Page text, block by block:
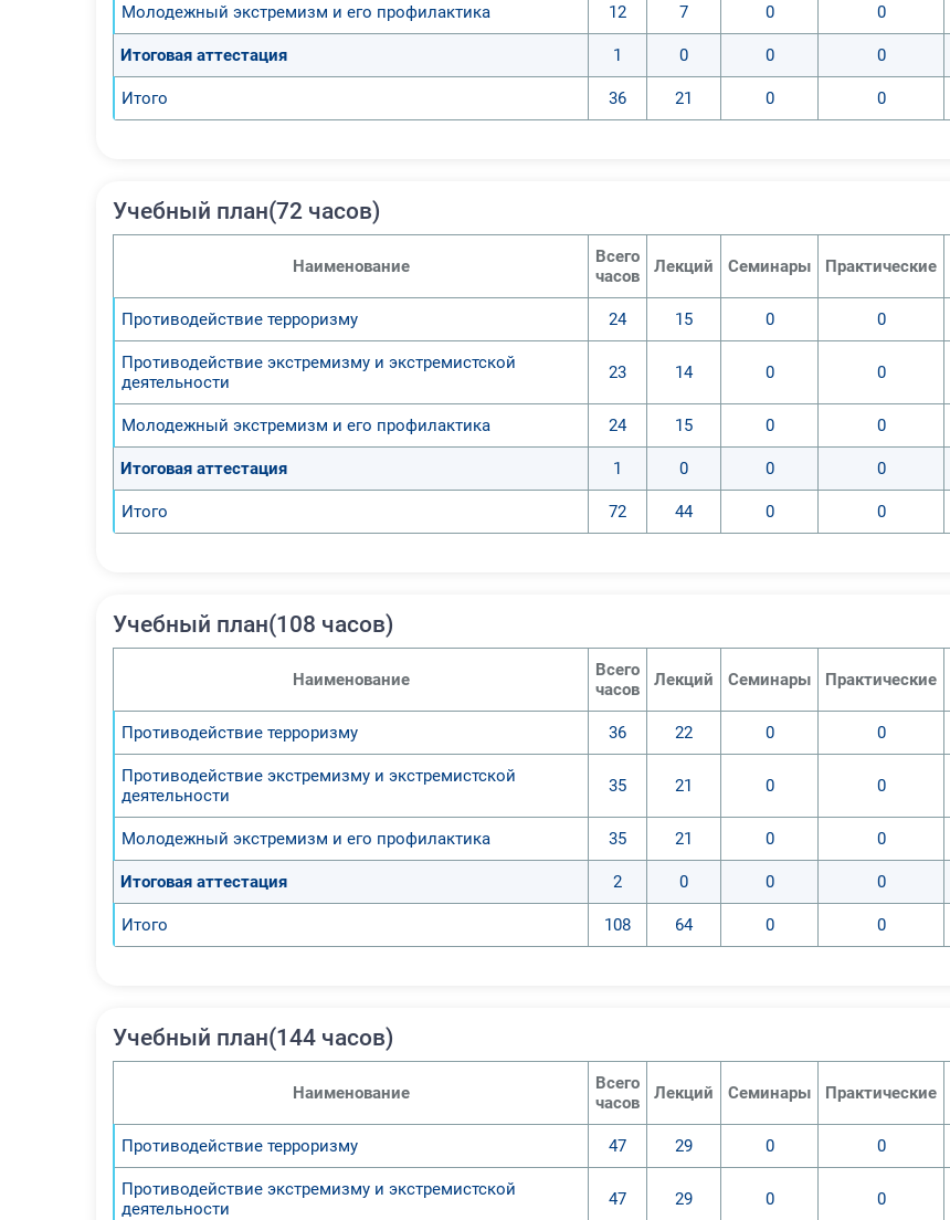
Молодежный экстремизм и его профилактика 12 7 0 0
Итоговая аттестация 1 0 0 0
Итого 36 21 0 0
Учебный план(72 часов)
Наименование
Всего
часов
Лекций Семинары Практические
Противодействие терроризму 24 15 0 0
Противодействие экстремизму и экстремистской
деятельности
23 14 0 0
Молодежный экстремизм и его профилактика 24 15 0 0
Итоговая аттестация 1 0 0 0
Итого 72 44 0 0
Учебный план(108 часов)
Наименование
Всего
часов
Лекций Семинары Практические
Противодействие терроризму 36 22 0 0
Противодействие экстремизму и экстремистской
деятельности
35 21 0 0
Молодежный экстремизм и его профилактика 35 21 0 0
Итоговая аттестация 2 0 0 0
Итого 108 64 0 0
Учебный план(144 часов)
Наименование
Всего
часов
Лекций Семинары Практические
Противодействие терроризму 47 29 0 0
Противодействие экстремизму и экстремистской
деятельности
47 29 0 0